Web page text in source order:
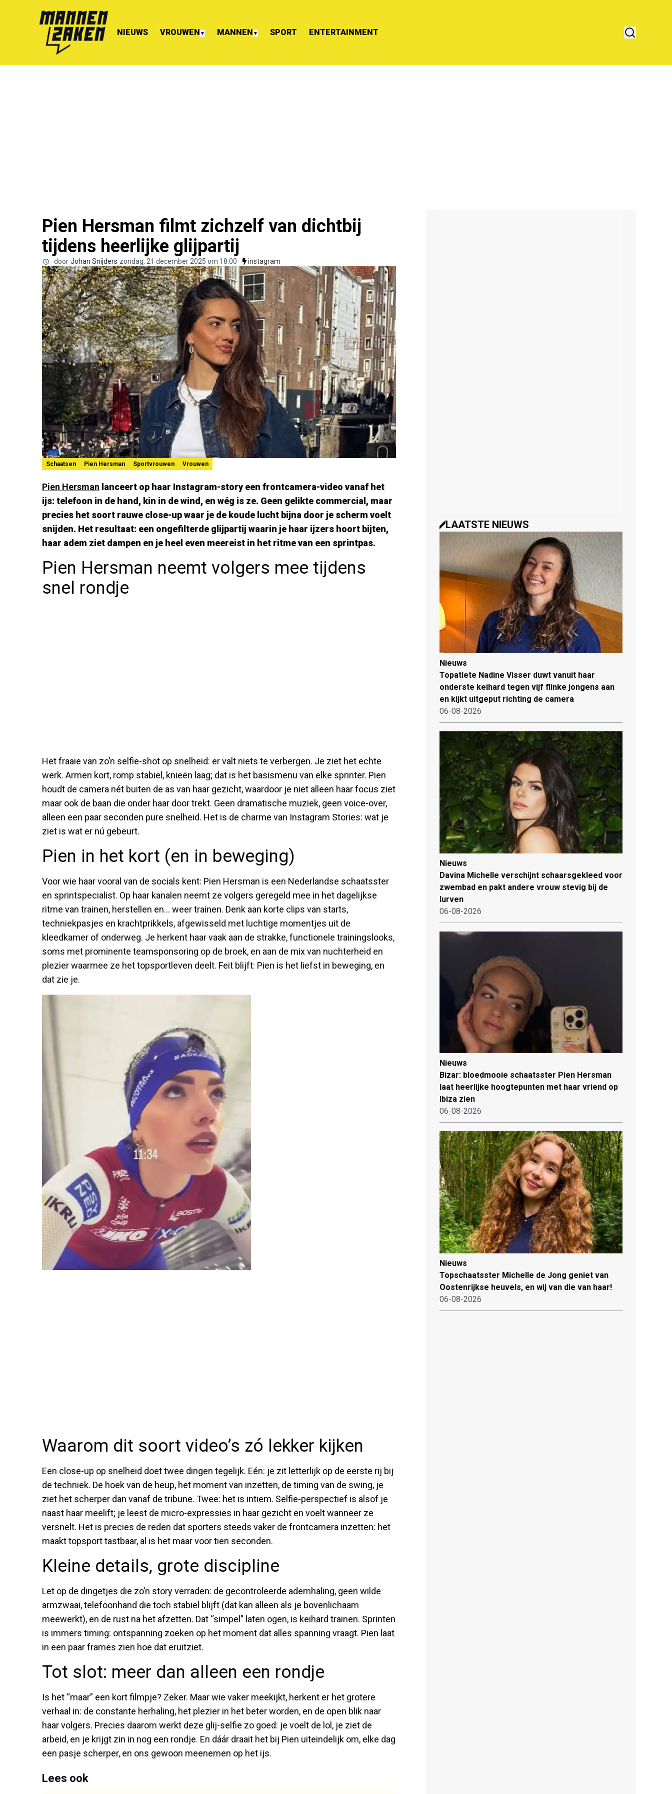
NIEUWS VROUWEN ▼ MANNEN ▼ SPORT ENTERTAINMENT
Pien Hersman filmt zichzelf van dichtbij
tijdens heerlijke glijpartij
door Johan Snijders zondag, 21 december 2025 om 18:00 instagram
Schaatsen Pien Hersman Sportvrouwen Vrouwen
Pien Hersman lanceert op haar Instagram-story een frontcamera-video vanaf het
ijs: telefoon in de hand, kin in de wind, en wég is ze. Geen gelikte commercial, maar
precies het soort rauwe close-up waar je de koude lucht bijna door je scherm voelt
snijden. Het resultaat: een ongefilterde glijpartij waarin je haar ijzers hoort bijten,
haar adem ziet dampen en je heel even meereist in het ritme van een sprintpas.
Pien Hersman neemt volgers mee tijdens
snel rondje
Het fraaie van zo’n selfie-shot op snelheid: er valt niets te verbergen. Je ziet het echte
werk. Armen kort, romp stabiel, knieën laag; dat is het basismenu van elke sprinter. Pien
houdt de camera nét buiten de as van haar gezicht, waardoor je niet alleen haar focus ziet
maar ook de baan die onder haar door trekt. Geen dramatische muziek, geen voice-over,
alleen een paar seconden pure snelheid. Het is de charme van Instagram Stories: wat je
ziet is wat er nú gebeurt.
Pien in het kort (en in beweging)
Voor wie haar vooral van de socials kent: Pien Hersman is een Nederlandse schaatsster
en sprintspecialist. Op haar kanalen neemt ze volgers geregeld mee in het dagelijkse
ritme van trainen, herstellen en… weer trainen. Denk aan korte clips van starts,
techniekpasjes en krachtprikkels, afgewisseld met luchtige momentjes uit de
kleedkamer of onderweg. Je herkent haar vaak aan de strakke, functionele trainingslooks,
soms met prominente teamsponsoring op de broek, en aan de mix van nuchterheid en
plezier waarmee ze het topsportleven deelt. Feit blijft: Pien is het liefst in beweging, en
dat zie je.
Waarom dit soort video’s zó lekker kijken
Een close-up op snelheid doet twee dingen tegelijk. Eén: je zit letterlijk op de eerste rij bij
de techniek. De hoek van de heup, het moment van inzetten, de timing van de swing, je
ziet het scherper dan vanaf de tribune. Twee: het is intiem. Selfie-perspectief is alsof je
naast haar meelift; je leest de micro-expressies in haar gezicht en voelt wanneer ze
versnelt. Het is precies de reden dat sporters steeds vaker de frontcamera inzetten: het
maakt topsport tastbaar, al is het maar voor tien seconden.
Kleine details, grote discipline
Let op de dingetjes die zo’n story verraden: de gecontroleerde ademhaling, geen wilde
armzwaai, telefoonhand die toch stabiel blijft (dat kan alleen als je bovenlichaam
meewerkt), en de rust na het afzetten. Dat “simpel” laten ogen, is keihard trainen. Sprinten
is immers timing: ontspanning zoeken op het moment dat alles spanning vraagt. Pien laat
in een paar frames zien hoe dat eruitziet.
Tot slot: meer dan alleen een rondje
Is het “maar” een kort filmpje? Zeker. Maar wie vaker meekijkt, herkent er het grotere
verhaal in: de constante herhaling, het plezier in het beter worden, en de open blik naar
haar volgers. Precies daarom werkt deze glij-selfie zo goed: je voelt de lol, je ziet de
arbeid, en je krijgt zin in nog een rondje. En dáár draait het bij Pien uiteindelijk om, elke dag
een pasje scherper, en ons gewoon meenemen op het ijs.
Lees ook
LAATSTE NIEUWS
Nieuws
Topatlete Nadine Visser duwt vanuit haar
onderste keihard tegen vijf flinke jongens aan
en kijkt uitgeput richting de camera
06-08-2026
Nieuws
Davina Michelle verschijnt schaarsgekleed voor
zwembad en pakt andere vrouw stevig bij de
lurven
06-08-2026
Nieuws
Bizar: bloedmooie schaatsster Pien Hersman
laat heerlijke hoogtepunten met haar vriend op
Ibiza zien
06-08-2026
Nieuws
Topschaatsster Michelle de Jong geniet van
Oostenrijkse heuvels, en wij van die van haar!
06-08-2026